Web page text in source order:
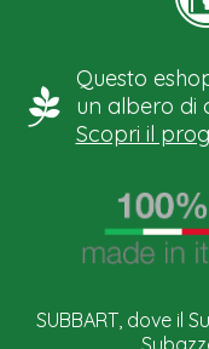
Questo
un albero di
Scopri il
SUBBART, dove il